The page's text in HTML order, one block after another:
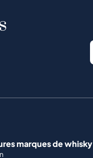
marques de whisky